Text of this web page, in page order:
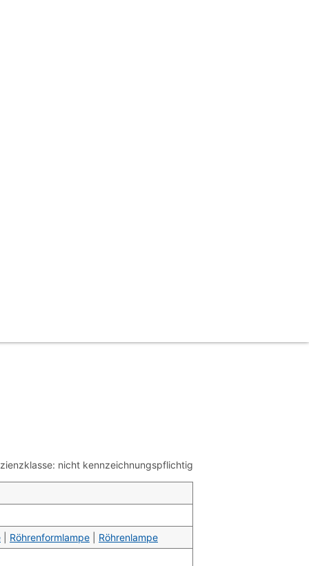
nicht kennzeichnungspflichtig
Röhrenformlampe
Röhrenlampe